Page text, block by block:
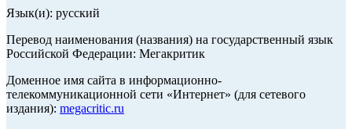
Язык(и): русский
Перевод наименования (названия) на государственный язык
Российской Федерации: Мегакритик
Доменное имя сайта в информационно-
телекоммуникационной сети «Интернет» (для сетевого
издания): megacritic.ru